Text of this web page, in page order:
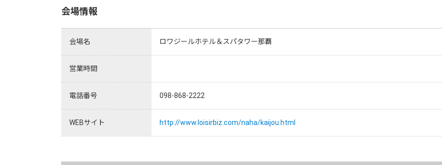
会場情報
会場名 ロワジールホテル＆スパタワー那覇
営業時間
電話番号 098-868-2222
WEBサイト http://www.loisirbiz.com/naha/kaijou.html